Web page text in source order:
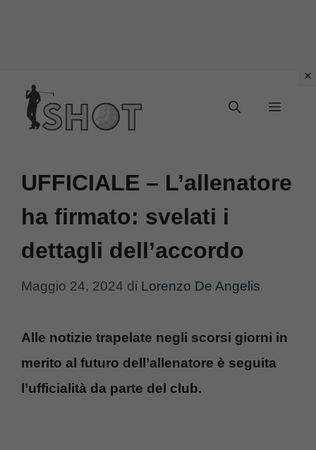
contenuto
Menu
UFFICIALE – L’allenatore
ha firmato: svelati i
dettagli dell’accordo
Maggio 24, 2024 di Lorenzo De Angelis
Alle notizie trapelate negli scorsi giorni in
merito al futuro dell’allenatore è seguita
l’ufficialità da parte del club.